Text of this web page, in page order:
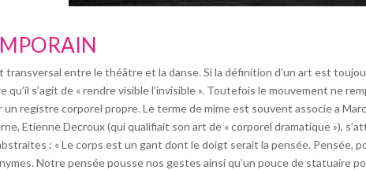
transversal entre le théâtre et la danse. Si la définition d’un art est
qu’il s’agit de « rendre visible l’invisible ». Toutefois le mouvement ne
registre corporel propre. Le terme de mime est souvent associe a
Etienne Decroux (qui qualifiait son art de « corporel dramatique »),
: « Le corps est un gant dont le doigt serait la pensée. Pensée,
Notre pensée pousse nos gestes ainsi qu’un pouce de statuaire